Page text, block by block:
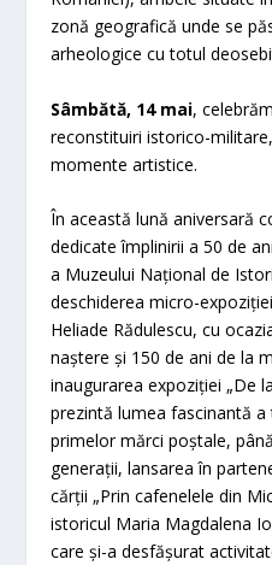
zonă geografică unde se
arheologice cu totul
Sâmbătă, 14 mai,
reconstituiri istorico-
momente artistice.
În această lună aniversară
dedicate împlinirii a 50 de
a Muzeului Național de
deschiderea micro-
Heliade Rădulescu, cu
naștere și 150 de ani de la
inaugurarea expoziției „De
prezintă lumea fascinantă
primelor mărci poștale,
generații, lansarea în
cărții „Prin cafenelele din
istoricul Maria Magdalena
care și-a desfășurat